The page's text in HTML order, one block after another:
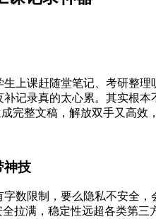
上课赶随堂笔记、考研整
记录真的太心累。其实根
完整文稿，解放双手又高
神技
数限制，要么隐私不安全
拉满，稳定性远超各类第